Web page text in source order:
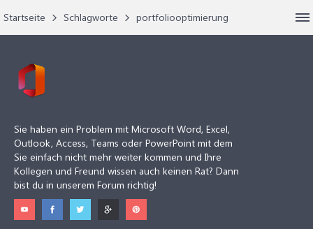
Startseite Schlagworte portfoliooptimierung
Sie haben ein Problem mit Microsoft Word, Excel,
Outlook, Access, Teams oder PowerPoint mit dem
Sie einfach nicht mehr weiter kommen und Ihre
Kollegen und Freund wissen auch keinen Rat? Dann
bist du in unserem Forum richtig!